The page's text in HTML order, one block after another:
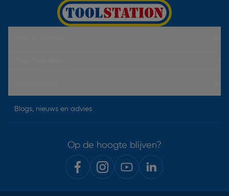
Blogs, nieuws en advies
Op de hoogte blijven?